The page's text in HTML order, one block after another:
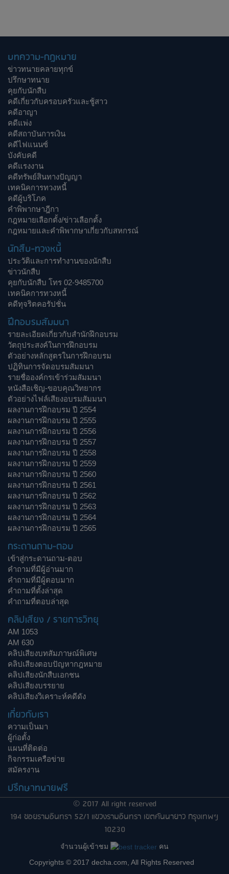
บทความ-กฎหมาย
ข่าวทนายคลายทุกข์
ปรึกษาทนาย
คุยกับนักสืบ
คดีเกี่ยวกับครอบครัวและชู้สาว
คดีอาญา
คดีแพ่ง
คดีสถาบันการเงิน
คดีไฟแนนซ์
บังคับคดี
คดีแรงงาน
คดีทรัพย์สินทางปัญญา
เทคนิคการทวงหนี้
คดีผู้บริโภค
คำพิพากษาฎีกา
กฎหมายเลือกตั้ง/ข่าวเลือกตั้ง
กฎหมายและคำพิพากษาเกี่ยวกับสหกรณ์
นักสืบ-ทวงหนี้
ประวัติและการทำงานของนักสืบ
ข่าวนักสืบ
คุยกับนักสืบ โทร 02-9485700
เทคนิคการทวงหนี้
คดีทุจริตคอรัปชั่น
ฝึกอบรมสัมมนา
รายละเอียดเกี่ยวกับสำนักฝึกอบรม
วัตถุประสงค์ในการฝึกอบรม
ตัวอย่างหลักสูตรในการฝึกอบรม
ปฏิทินการจัดอบรมสัมมนา
รายชื่อองค์กรเข้าร่วมสัมมนา
หนังสือเชิญ-ขอบคุณวิทยากร
ตัวอย่างไฟล์เสียงอบรมสัมมนา
ผลงานการฝึกอบรม ปี 2554
ผลงานการฝึกอบรม ปี 2555
ผลงานการฝึกอบรม ปี 2556
ผลงานการฝึกอบรม ปี 2557
ผลงานการฝึกอบรม ปี 2558
ผลงานการฝึกอบรม ปี 2559
ผลงานการฝึกอบรม ปี 2560
ผลงานการฝึกอบรม ปี 2561
ผลงานการฝึกอบรม ปี 2562
ผลงานการฝึกอบรม ปี 2563
ผลงานการฝึกอบรม ปี 2564
ผลงานการฝึกอบรม ปี 2565
กระดานถาม-ตอบ
เข้าสู่กระดานถาม-ตอบ
คำถามที่มีผู้อ่านมาก
คำถามที่มีผู้ตอบมาก
คำถามที่ตั้งล่าสุด
คำถามที่ตอบล่าสุด
คลิปเสียง / รายการวิทยุ
AM 1053
AM 630
คลิปเสียงบทสัมภาษณ์พิเศษ
คลิปเสียงตอบปัญหากฎหมาย
คลิปเสียงนักสืบเอกชน
คลิปเสียงบรรยาย
คลิปเสียงวิเคราะห์คดีดัง
เกี่ยวกับเรา
ความเป็นมา
ผู้ก่อตั้ง
แผนที่ติดต่อ
กิจกรรมเครือข่าย
สมัครงาน
ปรึกษาทนายฟรี
© 2017 All right reserved
194 ซอยรามอินทรา 52/1 แขวงรามอินทรา เขตคันนายาว กรุงเทพฯ
10230
จำนวนผู้เข้าชม
คน
Copyrights © 2017 decha.com, All Rights Reserved